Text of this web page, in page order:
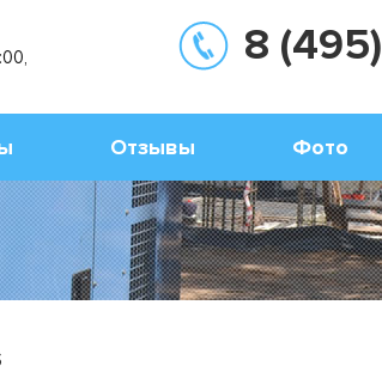
8
Отзывы Фото